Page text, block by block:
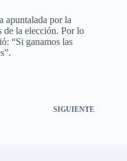
apuntalada por la
de la elección. Por lo
“Si ganamos las
SIGUIENTE